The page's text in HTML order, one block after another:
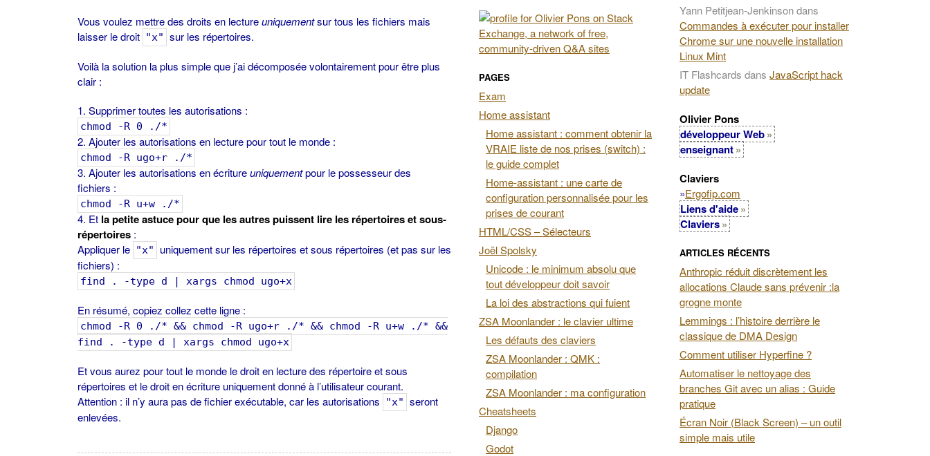
Vous voulez mettre des droits en lectureuniquementsur tous les fichiers mais
laisser le droit "x" sur les répertoires.
Voilà la solution la plus simple que j’ai décomposée volontairement pour être plus
clair :
Supprimer toutes les autorisations :
chmod -R 0 ./*
Ajouter les autorisations en lecture pour tout le monde :
chmod -R ugo+r ./*
Ajouter les autorisations en écritureuniquementpour le possesseur des
fichiers :
chmod -R u+w ./*
Et la petite astuce pour que les autres puissent lire les répertoires et sous-
répertoires :
Appliquer le "x"
uniquement sur les répertoires et sous répertoires (et pas sur les
fichiers) :
find . -type d | xargs chmod ugo+x
En résumé, copiez collez cette ligne :
chmod -R 0 ./* && chmod -R ugo+r ./* && chmod -R u+w ./* &&
find . -type d | xargs chmod ugo+x
Et vous aurez pour tout le monde le droit en lecture des répertoire et sous
répertoires et le droit en écriture uniquement donné à l’utilisateur courant.
Attention : il n’y aura pas de fichier exécutable, car les autorisations
"x" seront
enlevées.
PAGES
Exam
Home assistant
Home assistant : comment obtenir la
VRAIE liste de nos prises (switch) :
le guide complet
Home-assistant : une carte de
configuration personnalisée pour les
prises de courant
HTML/CSS – Sélecteurs
Joël Spolsky
Unicode : le minimum absolu que
tout développeur doit savoir
La loi des abstractions qui fuient
ZSA Moonlander : le clavier ultime
Les défauts des claviers
ZSA Moonlander : QMK :
compilation
ZSA Moonlander : ma configuration
Cheatsheets
Django
Godot
Yann Petitjean-Jenkinsondans
Commandes à exécuter pour installer
Chrome sur une nouvelle installation
Linux Mint
IT Flashcards dans JavaScript hack
update
Olivier Pons
développeur Web
enseignant
Claviers
»Ergofip.com
Liens d'aide
Claviers
ARTICLES RÉCENTS
Anthropic réduit discrètement les
allocations Claude sans prévenir :la
grogne monte
Lemmings : l’histoire derrière le
classique de DMA Design
Comment utiliser Hyperfine ?
Automatiser le nettoyage des
branches Git avec un alias : Guide
pratique
Écran Noir (Black Screen) – un outil
simple mais utile